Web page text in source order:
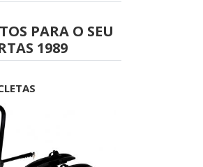
PARA O SEU
1989